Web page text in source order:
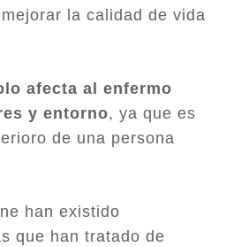
la calidad de vida
afecta al enfermo
y entorno, ya que es
de una persona
han existido
que han tratado de